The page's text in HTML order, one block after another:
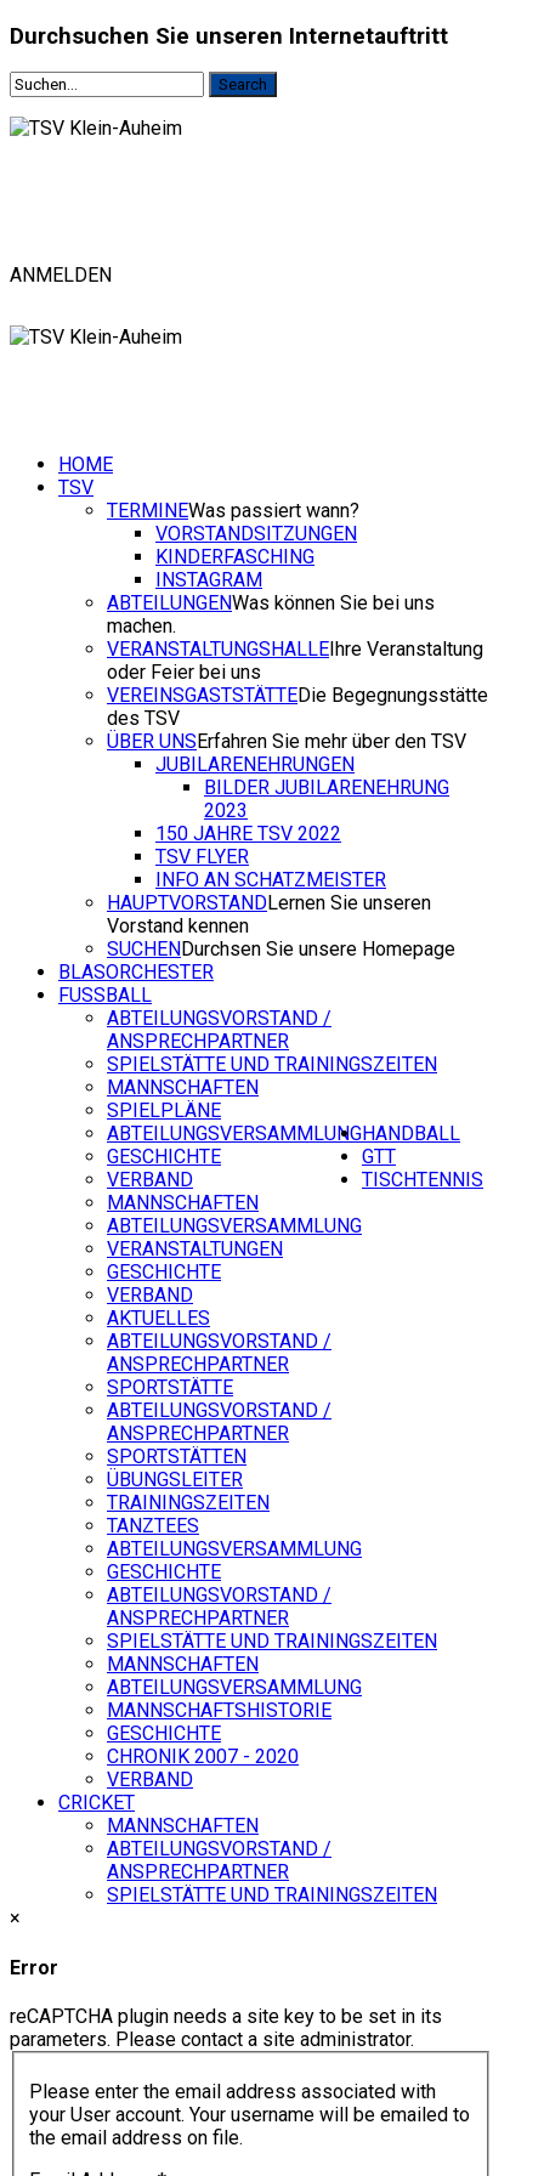
Durchsuchen Sie unseren Internetauftritt
ANMELDEN
HOME
TSV
TERMINEWas passiert wann?
VORSTANDSITZUNGEN
KINDERFASCHING
INSTAGRAM
ABTEILUNGENWas können Sie bei uns
machen.
VERANSTALTUNGSHALLE Ihre Veranstaltung
oder Feier bei uns
VEREINSGASTSTÄTTEDie Begegnungsstätte
des TSV
ÜBER UNS Erfahren Sie mehr über den TSV
JUBILARENEHRUNGEN
BILDER JUBILARENEHRUNG
2023
150 JAHRE TSV 2022
TSV FLYER
INFO AN SCHATZMEISTER
HAUPTVORSTANDLernen Sie unseren
Vorstand kennen
SUCHEN Durchsen Sie unsere Homepage
BLASORCHESTER
FUSSBALL
ABTEILUNGSVORSTAND /
ANSPRECHPARTNER
SPIELSTÄTTE UND TRAININGSZEITEN
MANNSCHAFTEN
SPIELPLÄNE
ABTEILUNGSVERSAMMLUNG
GESCHICHTE
VERBAND
HANDBALL
MANNSCHAFTEN
ABTEILUNGSVERSAMMLUNG
VERANSTALTUNGEN
GESCHICHTE
VERBAND
AKTUELLES
ABTEILUNGSVORSTAND /
ANSPRECHPARTNER
SPORTSTÄTTE
GTT
ABTEILUNGSVORSTAND /
ANSPRECHPARTNER
SPORTSTÄTTEN
ÜBUNGSLEITER
TRAININGSZEITEN
TANZTEES
ABTEILUNGSVERSAMMLUNG
GESCHICHTE
TISCHTENNIS
ABTEILUNGSVORSTAND /
ANSPRECHPARTNER
SPIELSTÄTTE UND TRAININGSZEITEN
MANNSCHAFTEN
ABTEILUNGSVERSAMMLUNG
MANNSCHAFTSHISTORIE
GESCHICHTE
CHRONIK 2007 - 2020
VERBAND
CRICKET
MANNSCHAFTEN
ABTEILUNGSVORSTAND /
ANSPRECHPARTNER
SPIELSTÄTTE UND TRAININGSZEITEN
×
Error
reCAPTCHA plugin needs a site key to be set in its
parameters. Please contact a site administrator.
Please enter the email address associated with
your User account. Your username will be emailed to
the email address on file.